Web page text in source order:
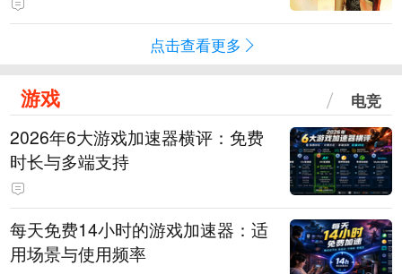
点击查看更多
游戏 电竞
2026年6大游戏加速器横评：免费
时长与多端支持
每天免费14小时的游戏加速器：适
用场景与使用频率